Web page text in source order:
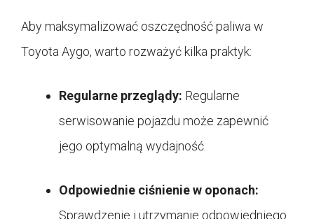
Aby maksymalizować oszczędność paliwa w
Toyota Aygo, warto rozważyć kilka praktyk:
Regularne przeglądy: Regularne
serwisowanie pojazdu może zapewnić
jego optymalną wydajność.
Odpowiednie ciśnienie w oponach:
Sprawdzenie i utrzymanie odpowiedniego